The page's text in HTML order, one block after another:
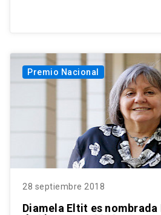
Premio Nacional
28 septiembre 2018
Diamela Eltit es nombrada